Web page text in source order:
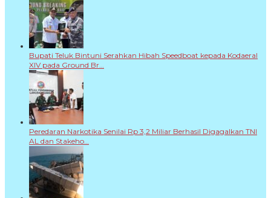
Bupati Teluk Bintuni Serahkan Hibah Speedboat kepada Kodaeral
XIV pada Ground Br…
Peredaran Narkotika Senilai Rp 3,2 Miliar Berhasil Digagalkan TNI
AL dan Stakeho…